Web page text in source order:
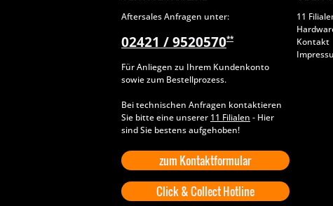
Aftersales Anfragen unter:
02421 / 9520570**
Für Anliegen zu Ihrem Kundenkonto
sowie zum Bestellprozess.
Bei technischen Anfragen kontaktieren
Sie bitte eine unserer 11 Filialen - Hier
sind Sie bestens aufgehoben!
zum Kontaktformular
Click & Collect Hotline
11
Kontakt